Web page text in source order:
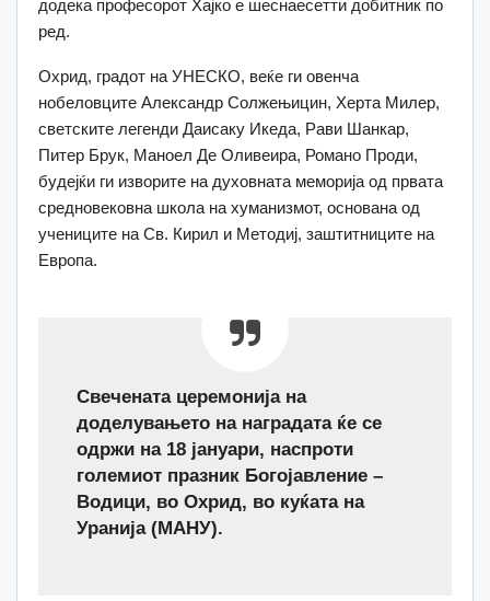
додека професорот Хајко е шеснаесетти добитник по
ред.
Охрид, градот на УНЕСКО, веќе ги овенча
нобеловците Александр Солжењицин, Херта Милер,
светските легенди Даисаку Икеда, Рави Шанкар,
Питер Брук, Маноел Де Оливеира, Романо Проди,
будејќи ги изворите на духовната меморија од првата
средновековна школа на хуманизмот, основана од
учениците на Св. Кирил и Методиј, заштитниците на
Европа.
Свечената церемонија на
доделувањето на наградата ќе се
одржи на 18 јануари, наспроти
големиот празник Богојавление –
Водици, во Охрид, во куќата на
Уранија (МАНУ).